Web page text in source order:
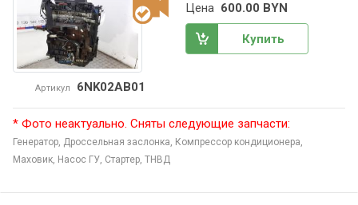
Артикул 6NK02AB01
Цена 600.00 BYN
Купить
* Фото неактуально. Сняты следующие запчасти:
Генератор, Дроссельная заслонка, Компрессор кондиционера,
Маховик, Насос ГУ, Стартер, ТНВД